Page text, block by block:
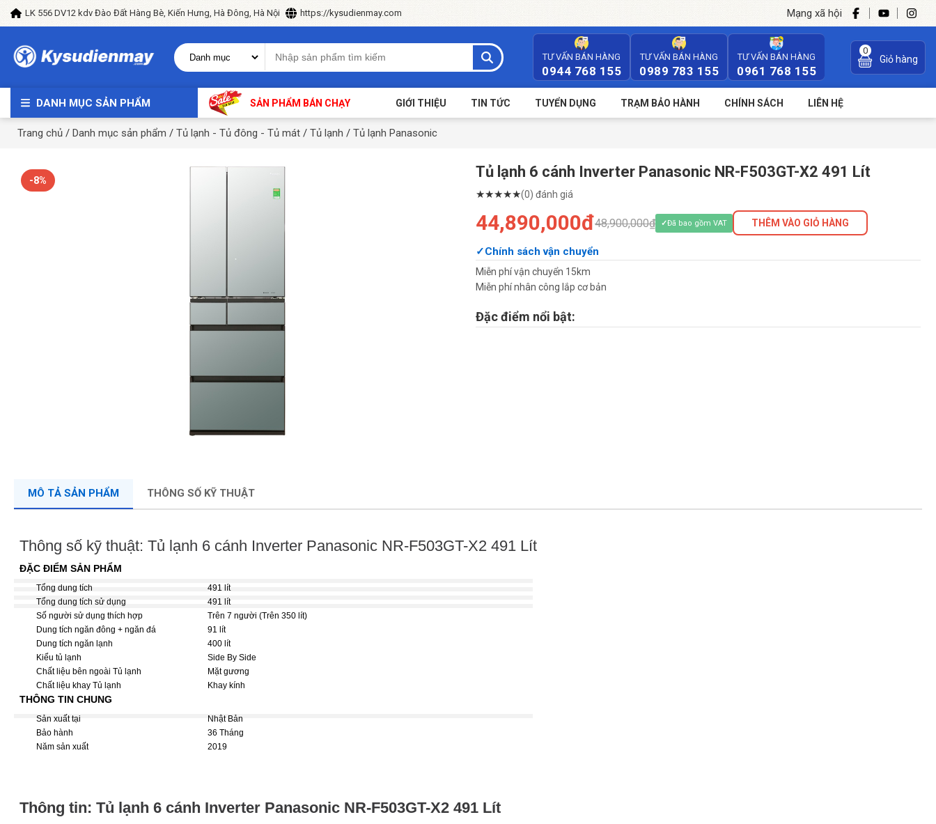
LK 556 DV12 kdv Đào Đất Hàng Bè, Kiến Hưng, Hà Đông, Hà Nội https://kysudienmay.com Mạng xã hội
TƯ VẤN BÁN HÀNG
0944 768 155
TƯ VẤN BÁN HÀNG
0989 783 155
TƯ VẤN BÁN HÀNG
0961 768 155
0
Giỏ hàng
DANH MỤC SẢN PHẨM SẢN PHẨM BÁN CHẠY GIỚI THIỆU TIN TỨC TUYỂN DỤNG TRẠM BẢO HÀNH CHÍNH SÁCH LIÊN HỆ
Trang chủ / Danh mục sản phẩm / Tủ lạnh - Tủ đông - Tủ mát / Tủ lạnh / Tủ lạnh Panasonic
-8% Tủ lạnh 6 cánh Inverter Panasonic NR-F503GT-X2 491 Lít
★★★★★(0) đánh giá
44,890,000đ48,900,000₫ Đã bao gồm VAT THÊM VÀO GIỎ HÀNG
Chính sách vận chuyển
Miễn phí vận chuyển 15km
Miễn phí nhân công lắp cơ bản
Đặc điểm nổi bật:
MÔ TẢ SẢN PHẨM THÔNG SỐ KỸ THUẬT
Thông số kỹ thuật: Tủ lạnh 6 cánh Inverter Panasonic NR-F503GT-X2 491 Lít
ĐẶC ĐIỂM SẢN PHẨM
Tổng dung tích
491 lít
Tổng dung tích sử dụng
491 lít
Số người sử dụng thích hợp
Trên 7 người (Trên 350 lít)
Dung tích ngăn đông + ngăn đá
91 lít
Dung tích ngăn lạnh
400 lít
Kiểu tủ lạnh
Side By Side
Chất liệu bên ngoài Tủ lạnh
Mặt gương
Chất liệu khay Tủ lạnh
Khay kính
THÔNG TIN CHUNG
Sản xuất tại
Nhật Bản
Bảo hành
36 Tháng
Năm sản xuất
2019
Thông tin: Tủ lạnh 6 cánh Inverter Panasonic NR-F503GT-X2 491 Lít